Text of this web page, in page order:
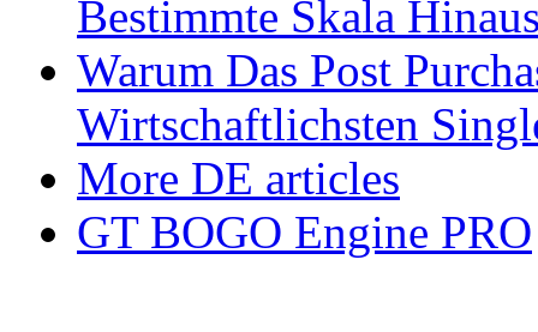
Bestimmte Skala
Warum Das Post
Wirtschaftlichsten
More DE articles
GT BOGO Engine PRO